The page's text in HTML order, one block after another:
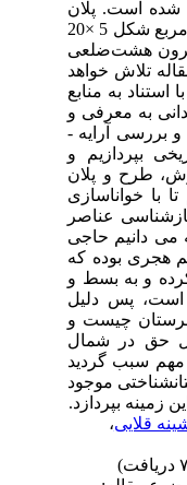
شده است. پلان
اصلی این آرامگاه که با آجرهای مربع شکل 5 ×20
هشت‌ضلعی
تلاش خواهد
به منابع
به معرفی و
جستجوی هویت صاحب آرامگاه و بررسی آرایه ­
بپردازیم و
طرح و پلان
با خواناسازی
عناصر
می­ دانیم حاجی
هجری بوده که
و به بسط و
است، پس دلیل
چیست و
حق در شمال
سبب گردید
موجود
بپردازد.
قلایی،